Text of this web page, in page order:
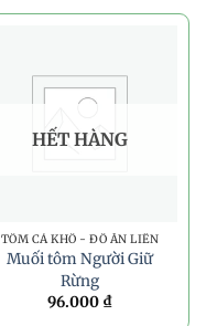
HẾT HÀNG
TÔM CÁ KHÔ - ĐỒ ĂN LIỀN
Muối tôm Người Giữ
Rừng
96.000 ₫